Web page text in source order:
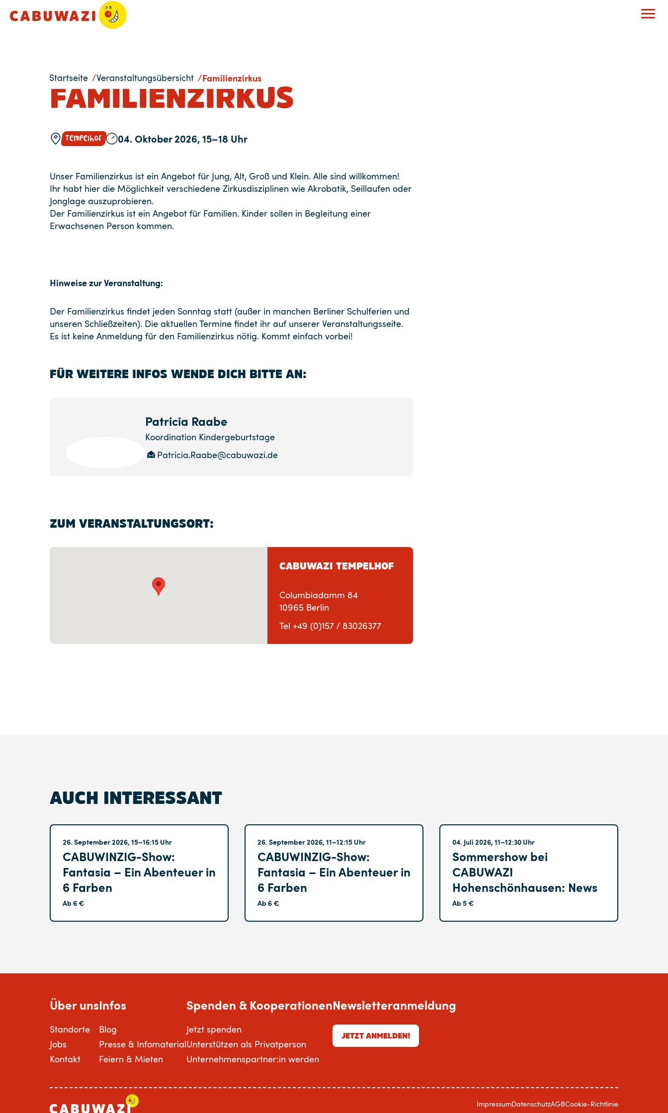
Startseite Veranstaltungsübersicht Familienzirkus
FAMILIENZIRKUS
Tempelhof 04. Oktober 2026, 15–18 Uhr
Unser Familienzirkus ist ein Angebot für Jung, Alt, Groß und Klein. Alle sind willkommen!
Ihr habt hier die Möglichkeit verschiedene Zirkusdisziplinen wie Akrobatik, Seillaufen oder
Jonglage auszuprobieren.
Der Familienzirkus ist ein Angebot für Familien. Kinder sollen in Begleitung einer
Erwachsenen Person kommen.
Hinweise zur Veranstaltung:
Der Familienzirkus findet jeden Sonntag statt (außer in manchen Berliner Schulferien und
unseren Schließzeiten). Die aktuellen Termine findet ihr auf unserer Veranstaltungsseite.
Es ist keine Anmeldung für den Familienzirkus nötig. Kommt einfach vorbei!
FÜR WEITERE INFOS WENDE DICH BITTE AN:
Patricia Raabe
Koordination Kindergeburtstage
Patricia.Raabe@cabuwazi.de
ZUM VERANSTALTUNGSORT:
CABUWAZI TEMPELHOF
Columbiadamm 84
10965 Berlin
Tel +49 (0)157 / 83026377
AUCH INTERESSANT
26. September 2026, 15–16:15 Uhr
CABUWINZIG-Show:
Fantasia – Ein Abenteuer in
6 Farben
Ab 6 €
26. September 2026, 11–12:15 Uhr
CABUWINZIG-Show:
Fantasia – Ein Abenteuer in
6 Farben
Ab 6 €
04. Juli 2026, 11–12:30 Uhr
Sommershow bei
CABUWAZI
Hohenschönhausen: News
Ab 5 €
Über uns
Standorte
Jobs
Kontakt
Infos
Blog
Presse & Infomaterial
Feiern & Mieten
Spenden & Kooperationen
Jetzt spenden
Unterstützen als Privatperson
Unternehmenspartner:in werden
Newsletteranmeldung
JETZT ANMELDEN!
ImpressumDatenschutzAGBCookie-Richtlinie